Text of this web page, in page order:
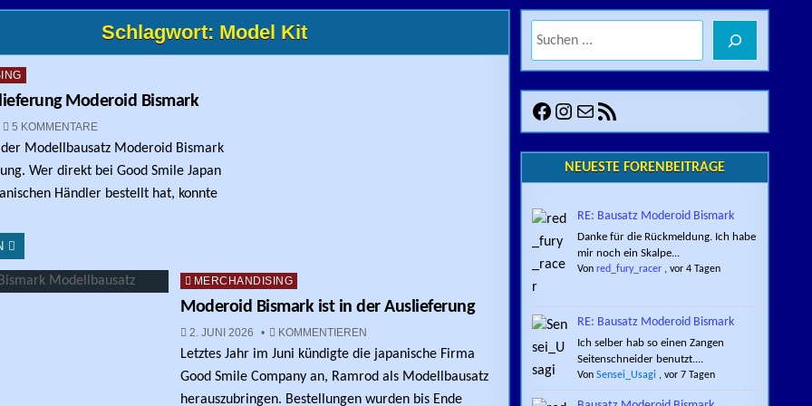
Schlagwort: Model Kit
Moderoid Bismark
5 KOMMENTAREZU UPDATE: AUSLIEFERUNG MODEROID BISMARK
Modellbausatz Moderoid Bismark
Wer direkt bei Good Smile Japan
Händler bestellt hat, konnte
Posted in
MERCHANDISING
Moderoid Bismark ist in der Auslieferung
2. JUNI 2026 KOMMENTIEREN ZU MODEROID BISMARK IST IN DER AUSLIEFERUNG
Letztes Jahr im Juni kündigte die japanische Firma
Good Smile Company an, Ramrod als Modellbausatz
herauszubringen. Bestellungen wurden bis Ende
Facebook
Instagram
E-MailRSS-Feed
NEUESTE FORENBEITRÄGE
RE: Bausatz Moderoid Bismark
Danke für die Rückmeldung. Ich habe
mir noch ein Skalpe...
Von red_fury_racer, vor 4 Tagen
RE: Bausatz Moderoid Bismark
Ich selber hab so einen Zangen
Seitenschneider benutzt....
Von Sensei_Usagi , vor 7 Tagen